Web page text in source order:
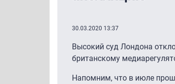
30.03.2020 13:37
Высокий суд Лондона
британскому
Напомним, что в июле